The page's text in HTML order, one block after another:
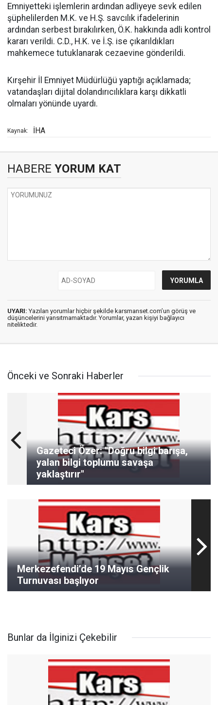
Emniyetteki işlemlerin ardından adliyeye sevk edilen
şüphelilerden M.K. ve H.Ş. savcılık ifadelerinin
ardından serbest bırakılırken, Ö.K. hakkında adli kontrol
kararı verildi. C.D., H.K. ve İ.Ş. ise çıkarıldıkları
mahkemece tutuklanarak cezaevine gönderildi.
Kırşehir İl Emniyet Müdürlüğü yaptığı açıklamada;
vatandaşları dijital dolandırıcılıklara karşı dikkatli
olmaları yönünde uyardı.
Kaynak: İHA
HABERE YORUM KAT
UYARI: Yazılan yorumlar hiçbir şekilde karsmanset.com’un görüş ve
düşüncelerini yansıtmamaktadır. Yorumlar, yazan kişiyi bağlayıcı
niteliktedir.
Önceki ve Sonraki Haberler
Gazeteci Özer: "Doğru bilgi barışa,
yalan bilgi toplumu savaşa
yaklaştırır"
Merkezefendi’de 19 Mayıs Gençlik
Turnuvası başlıyor
Bunlar da İlginizi Çekebilir